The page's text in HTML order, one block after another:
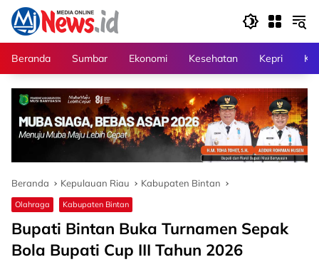
Langsung
konten
Beranda
Sumbar Ekonomi Kesehatan Kepri
Beranda Kepulauan Riau Kabupaten Bintan
Olahraga Kabupaten Bintan
Bupati Bintan Buka Turnamen Sepak
Bola Bupati Cup III Tahun 2026